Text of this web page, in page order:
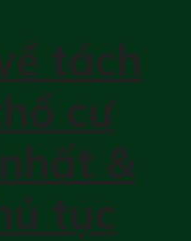
tách
cư
&
tục